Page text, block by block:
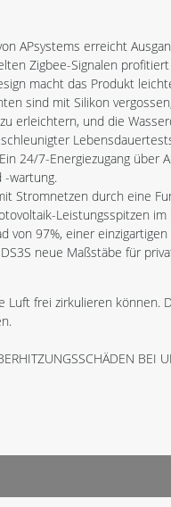
APsystems erreicht
Zigbee-Signalen
macht das Produkt
sind mit Silikon
erleichtern, und die
24/7-Energiezugang über
wartung.
Stromnetzen durch eine
Leistungsspitzen
von 97%, einer
neue Maßstäbe für
Luft frei zirkulieren können.
BEI